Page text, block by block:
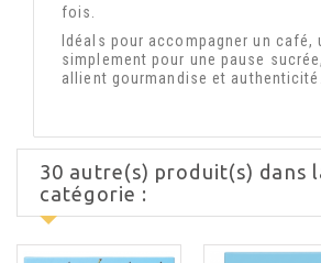
fois.
Idéals pour accompagner un café,
simplement pour une pause
allient gourmandise et authenticité.
30 autre(s) produit(s) dans
catégorie :